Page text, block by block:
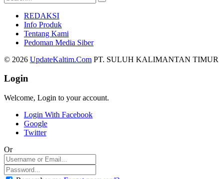
REDAKSI
Info Produk
Tentang Kami
Pedoman Media Siber
© 2026 UpdateKaltim.Com PT. SULUH KALIMANTAN TIMUR
Login
Welcome, Login to your account.
Login With Facebook
Google
Twitter
Or